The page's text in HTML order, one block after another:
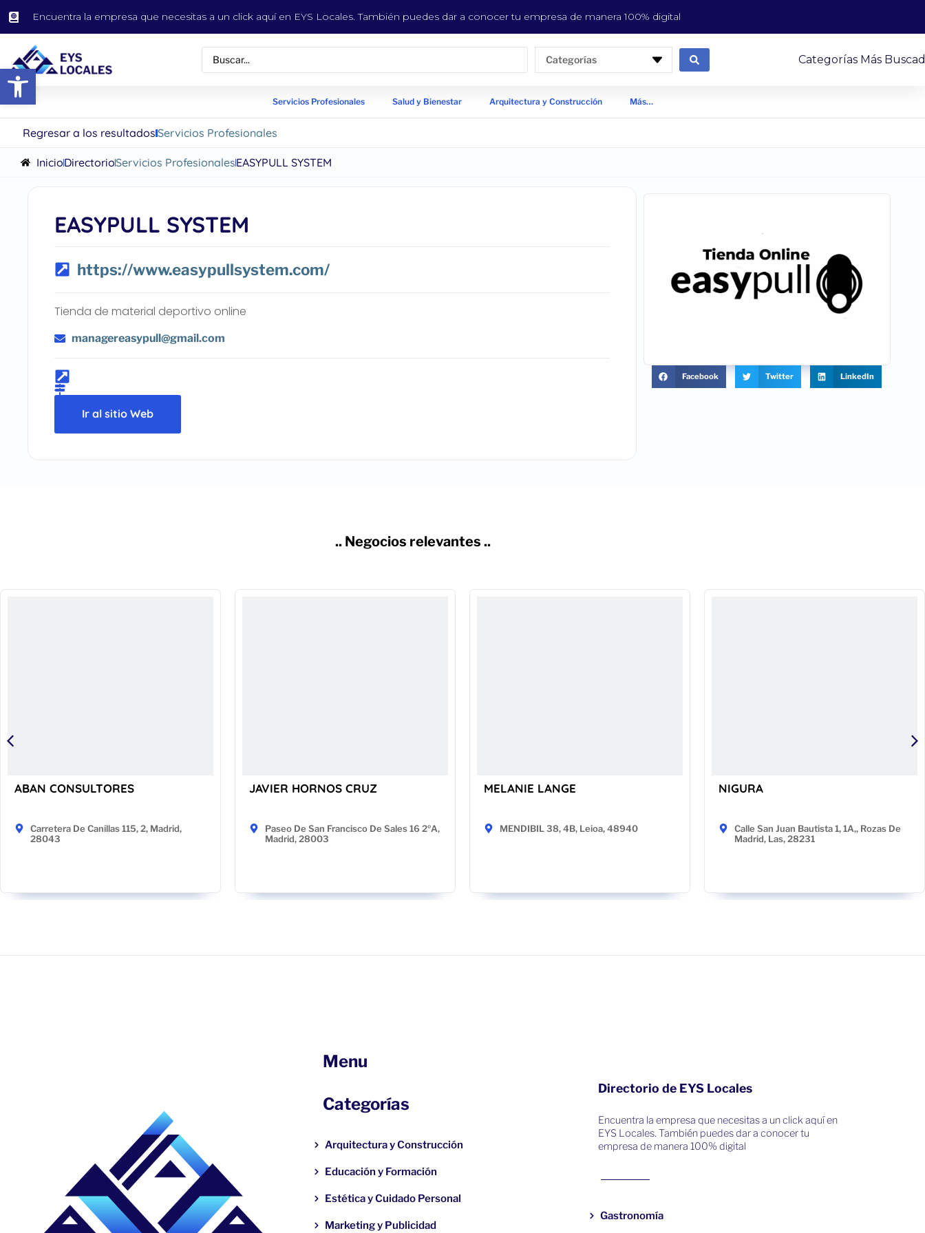
Abrir barra de herramientas
Encuentra la empresa que necesitas a un click aquí en EYS Locales. También puedes dar a conocer tu empresa de manera 100% digital
Categorías Categorías Más
Servicios Profesionales Salud y Bienestar Arquitectura y Construcción Más…
Regresar a los resultadosServicios Profesionales
InicioDirectorioServicios ProfesionalesEASYPULL SYSTEM
EASYPULL SYSTEM
https://www.easypullsystem.com/
Tienda de material deportivo online
managereasypull@gmail.com
Ir al sitio Web
Facebook Twitter LinkedIn
.. Negocios relevantes ..
ABAN CONSULTORES
Carretera De Canillas 115, 2, Madrid,
28043
JAVIER HORNOS CRUZ
Paseo De San Francisco De Sales 16 2ºA,
Madrid, 28003
MELANIE LANGE
MENDIBIL 38, 4B, Leioa, 48940
NIGURA
Calle San Juan Bautista 1, 1A,, Rozas De
Madrid, Las, 28231
Menu
Categorías
Arquitectura y Construcción
Educación y Formación
Estética y Cuidado Personal
Marketing y Publicidad
Directorio de EYS Locales
Encuentra la empresa que necesitas a un click aquí en
EYS Locales. También puedes dar a conocer tu
empresa de manera 100% digital
Gastronomía